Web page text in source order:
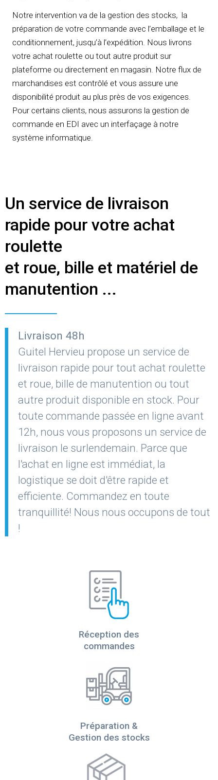
Notre intervention va de la gestion des stocks, la
préparation de votre commande avec l’emballage et le
conditionnement, jusqu’à l’expédition. Nous livrons
votre achat roulette ou tout autre produit sur
plateforme ou directement en magasin. Notre flux de
marchandises est contrôlé et vous assure une
disponibilité produit au plus près de vos exigences.
Pour certains clients, nous assurons la gestion de
commande en EDI avec un interfaçage à notre
système informatique.
Un service de livraison
rapide pour votre achat
roulette
et roue, bille et matériel de
manutention ...
Livraison 48h
Guitel Hervieu propose un service de
livraison rapide pour tout achat roulette
et roue, bille de manutention ou tout
autre produit disponible en stock. Pour
toute commande passée en ligne avant
12h, nous vous proposons un service de
livraison le surlendemain. Parce que
l'achat en ligne est immédiat, la
logistique se doit d'être rapide et
efficiente. Commandez en toute
tranquillité! Nous nous occupons de tout
!
Réception des
commandes
Préparation &
Gestion des stocks